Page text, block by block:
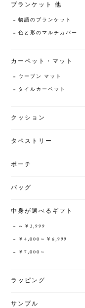
ブランケット 他
物語のブランケット
色と形のマルチカバー
カーペット・マット
ウーブン マット
タイルカーペット
クッション
タペストリー
ポーチ
バッグ
中身が選べるギフト
～￥3,999
￥4,000～￥6,999
￥7,000～
ラッピング
サンプル